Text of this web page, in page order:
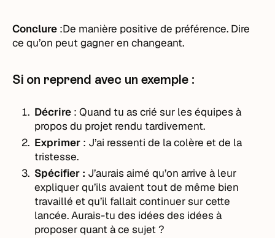
Conclure :De manière positive de préférence. Dire
ce qu’on peut gagner en changeant.
Si on reprend avec un exemple :
Décrire : Quand tu as crié sur les équipes à
propos du projet rendu tardivement.
Exprimer : J’ai ressenti de la colère et de la
tristesse.
Spécifier : J’aurais aimé qu’on arrive à leur
expliquer qu’ils avaient tout de même bien
travaillé et qu’il fallait continuer sur cette
lancée. Aurais-tu des idées des idées à
proposer quant à ce sujet ?